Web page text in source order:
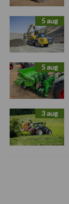
5 aug
5 aug
3 aug